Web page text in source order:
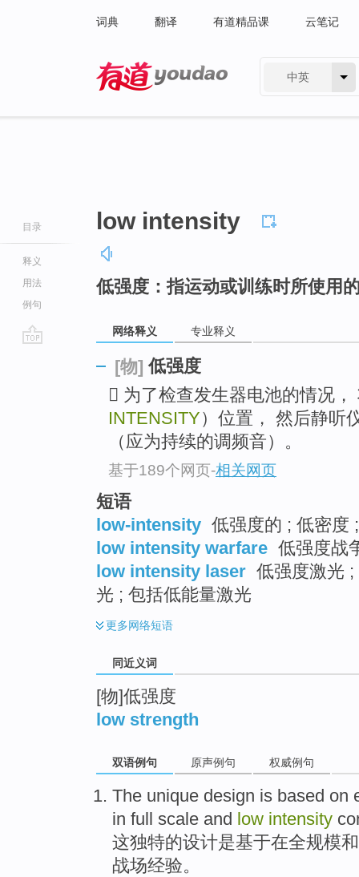
词典 翻译 有道精品课 云笔记
中英
目录
释义
用法
例句
low intensity
低强度：指运动或训练时所使用
网络释义 专业释义
[物] 低强度
 为了检查发生器电池的情况
INTENSITY）位置， 然后静听
（应为持续的调频音）。
基于189个网页-相关网页
短语
low-intensity 低强度的 ; 低密度
low intensity warfare 低强度战
low intensity laser 低强度激光
光 ; 包括低能量激光
更多网络短语
同近义词
[物]低强度
low strength
双语例句 原声例句 权威例句
The unique design is based on
in full scale and low intensity
这独特的设计是基于在全规模和
战场经验。